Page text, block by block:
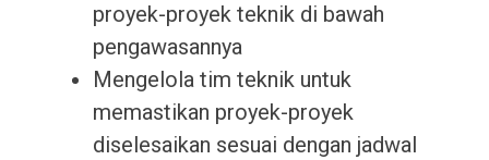
proyek-proyek teknik di bawah
pengawasannya
Mengelola tim teknik untuk
memastikan proyek-proyek
diselesaikan sesuai dengan jadwal